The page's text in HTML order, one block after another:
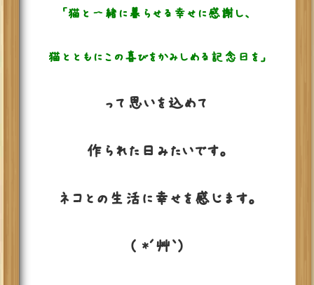
「猫と一緒に暮らせる幸せに感謝し、
猫とともにこの喜びをかみしめる記念日を」
って思いを込めて
作られた日みたいです。
ネコとの生活に幸せを感じます。
( *´艸｀)